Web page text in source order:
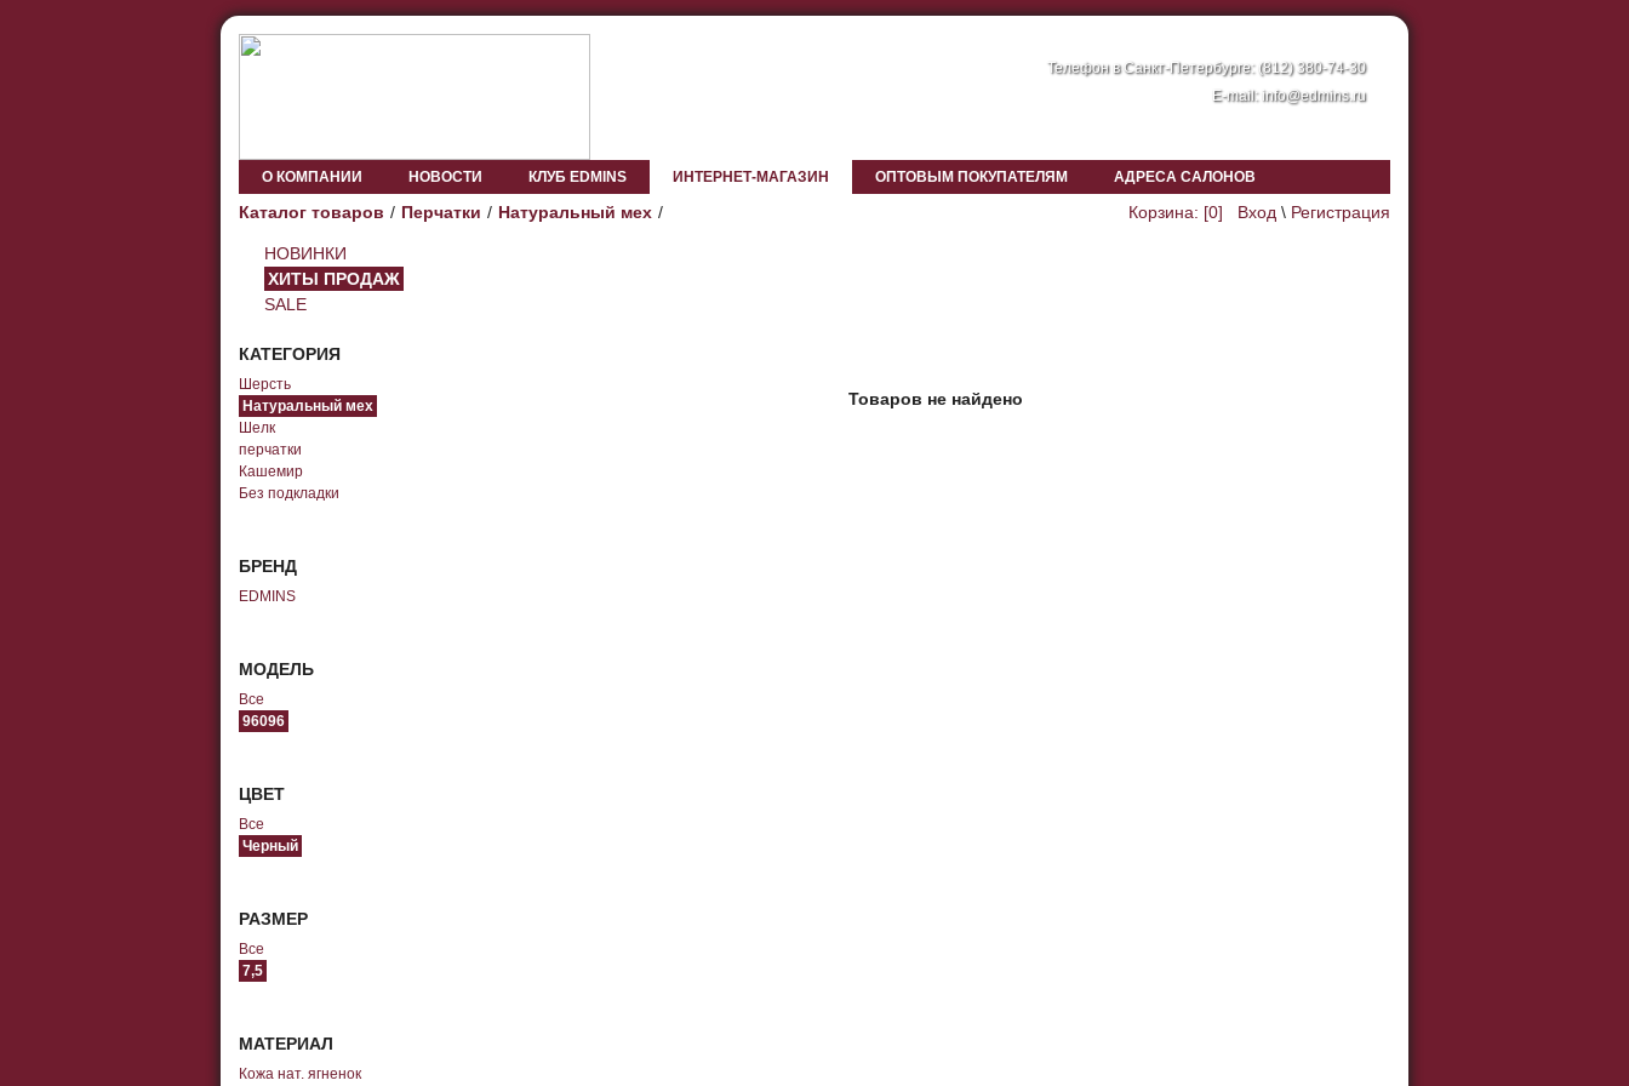
Телефон в Санкт-Петербурге: (812) 380-74-30
E-mail: info@edmins.ru
О КОМПАНИИ НОВОСТИ КЛУБ EDMINS ИНТЕРНЕТ-МАГАЗИН ОПТОВЫМ ПОКУПАТЕЛЯМ АДРЕСА САЛОНОВ
Корзина: [0] Вход \ Регистрация
Каталог товаров Перчатки Натуральный мех
НОВИНКИ
ХИТЫ ПРОДАЖ
SALE
КАТЕГОРИЯ
Шерсть
Натуральный мех
Шелк
перчатки
Кашемир
Без подкладки
БРЕНД
EDMINS
МОДЕЛЬ
Все
96096
ЦВЕТ
Все
Черный
РАЗМЕР
Все
7,5
МАТЕРИАЛ
Кожа нат. ягненок
Товаров не найдено